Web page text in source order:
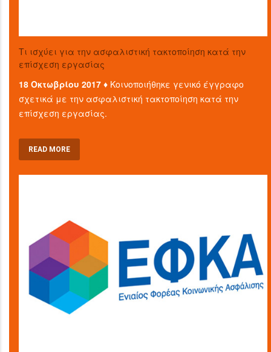
Τι ισχύει για την ασφαλιστική τακτοποίηση κατά την
επίσχεση εργασίας
18 Οκτωβρίου 2017 ♦ Κοινοποιήθηκε γενικό έγγραφο
σχετικά με την ασφαλιστική τακτοποίηση κατά την
επίσχεση εργασίας.
READ MORE